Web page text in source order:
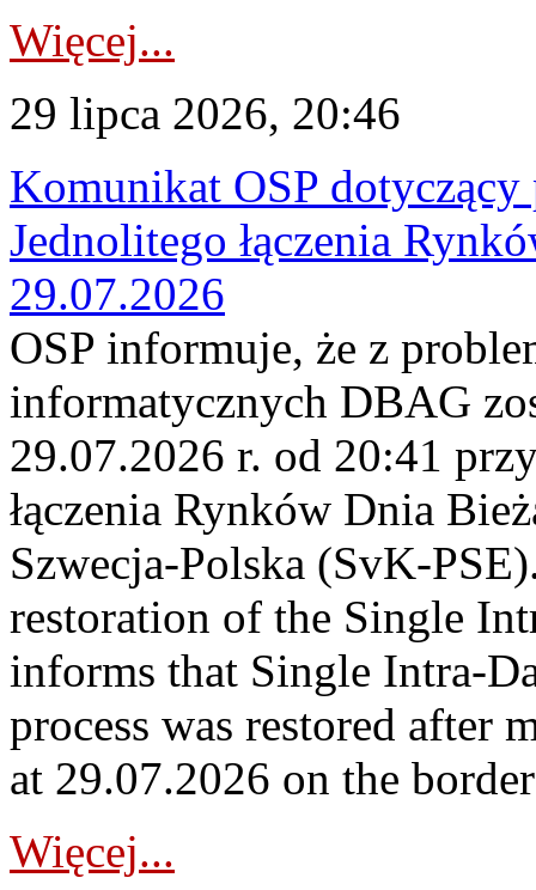
Więcej...
29 lipca 2026, 20:46
Komunikat OSP
Jednolitego łączenia
29.07.2026
OSP informuje, że z
informatycznych DBAG
29.07.2026 r. od 20:41
łączenia Rynków Dnia
Szwecja-Polska (SvK-
restoration of the Single
informs that Single Intra-
process was restored after
at 29.07.2026 on the
Więcej...